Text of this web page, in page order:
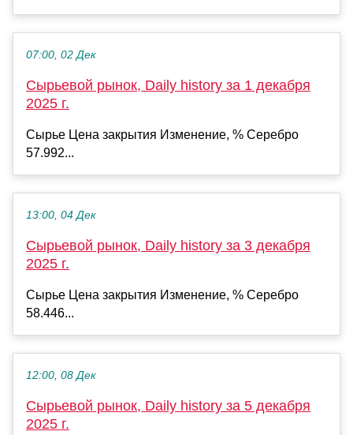
07:00, 02 Дек
Сырьевой рынок, Daily history за 1 декабря
2025 г.
Сырье Цена закрытия Изменение, % Серебро
57.992...
13:00, 04 Дек
Сырьевой рынок, Daily history за 3 декабря
2025 г.
Сырье Цена закрытия Изменение, % Серебро
58.446...
12:00, 08 Дек
Сырьевой рынок, Daily history за 5 декабря
2025 г.